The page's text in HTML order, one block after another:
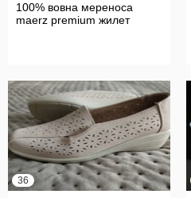
100% вовна мереноса
maerz premium жилет
36